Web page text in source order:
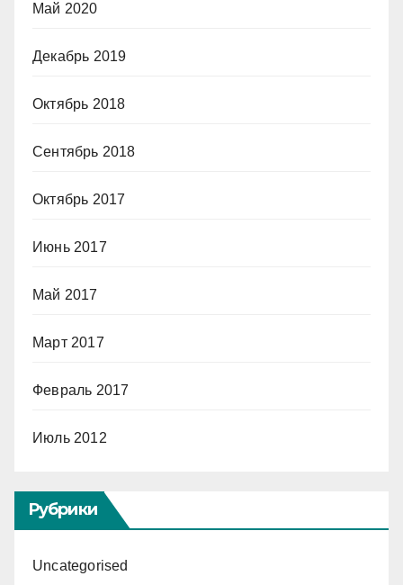
Май 2020
Декабрь 2019
Октябрь 2018
Сентябрь 2018
Октябрь 2017
Июнь 2017
Май 2017
Март 2017
Февраль 2017
Июль 2012
Рубрики
Uncategorised